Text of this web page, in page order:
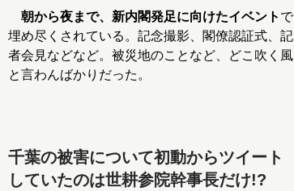
朝から夜まで、新内閣発足に向けたイベント で
埋め尽くされている。記念撮影、閣僚認証式、記
者会見などなど。被災地のことなど、どこ吹く風
と言わんばかりだった。
千葉の被害について初動からツイート
していたのは世耕参院幹事長だけ!?